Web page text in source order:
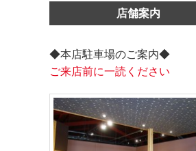
店舗案内
◆本店駐車場のご案内◆
ご来店前に一読ください